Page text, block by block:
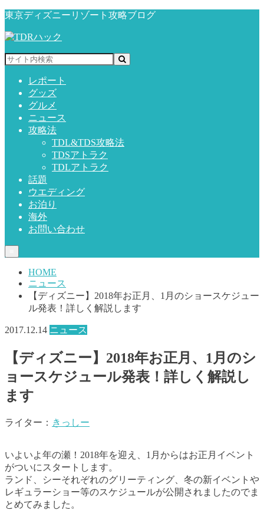
東京ディズニーリゾート攻略ブログ
レポート
グッズ
グルメ
ニュース
攻略法
TDL&TDS攻略法
TDSアトラク
TDLアトラク
話題
ウエディング
お泊り
海外
お問い合わせ
HOME
ニュース
【ディズニー】2018年お正月、1月のショースケジュー
ル発表！詳しく解説します
2017.12.14 ニュース
【ディズニー】2018年お正月、1月のシ
ョースケジュール発表！詳しく解説し
ます
ライター： きっしー
いよいよ年の瀬！2018年を迎え、1月からはお正月イベント
がついにスタートします。
ランド、シーそれぞれのグリーティング、冬の新イベントや
レギュラーショー等のスケジュールが公開されましたのでま
とめてみました。